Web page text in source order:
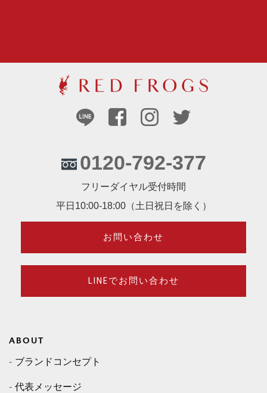
0120-792-377
フリーダイヤル受付時間
平日10:00-18:00（土日祝日を除く）
お問い合わせ
LINEでお問い合わせ
ABOUT
ブランドコンセプト
代表メッセージ